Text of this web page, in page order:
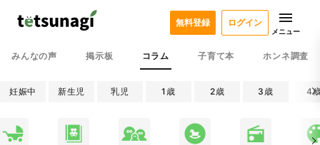
みんなの声 掲示板 コラム 子育て本 ホンネ調査
無料登録 ログイン
メニュー
妊娠中 新生児 乳児 1歳 2歳 3歳 4